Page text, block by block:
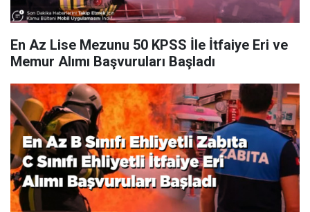
En Az Lise Mezunu 50 KPSS İle İtfaiye Eri ve
Memur Alımı Başvuruları Başladı